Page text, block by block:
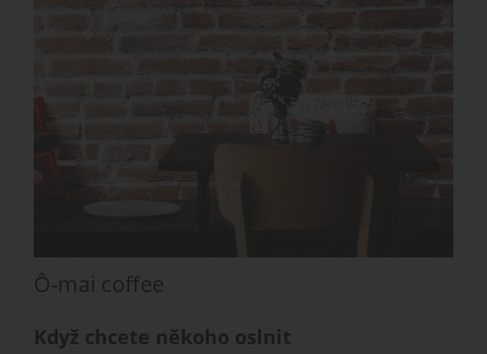
Ô-mai coffee
Když chcete někoho oslnit